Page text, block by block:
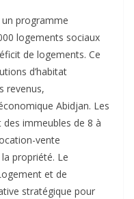
programme
logements sociaux
de logements. Ce
d’habitat
revenus,
Abidjan. Les
immeubles de 8 à
vente
propriété. Le
et de
stratégique pour